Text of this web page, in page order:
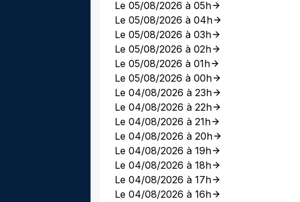
Le 05/08/2026 à 05h
Le 05/08/2026 à 04h
Le 05/08/2026 à 03h
Le 05/08/2026 à 02h
Le 05/08/2026 à 01h
Le 05/08/2026 à 00h
Le 04/08/2026 à 23h
Le 04/08/2026 à 22h
Le 04/08/2026 à 21h
Le 04/08/2026 à 20h
Le 04/08/2026 à 19h
Le 04/08/2026 à 18h
Le 04/08/2026 à 17h
Le 04/08/2026 à 16h